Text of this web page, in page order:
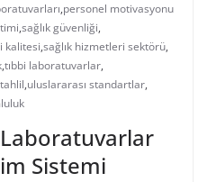
,personel motivasyonu
,sağlık güvenliği,
kalitesi,sağlık hizmetleri sektörü,
,tıbbi laboratuvarlar,
,uluslararası standartlar,
Laboratuvarlar
Sistemi